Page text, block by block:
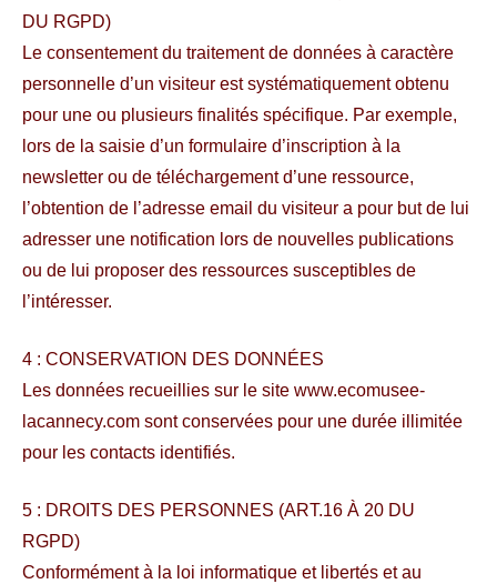
DU RGPD)
Le consentement du traitement de données à caractère
personnelle d’un visiteur est systématiquement obtenu
pour une ou plusieurs finalités spécifique. Par exemple,
lors de la saisie d’un formulaire d’inscription à la
newsletter ou de téléchargement d’une ressource,
l’obtention de l’adresse email du visiteur a pour but de lui
adresser une notification lors de nouvelles publications
ou de lui proposer des ressources susceptibles de
l’intéresser.
4 : CONSERVATION DES DONNÉES
Les données recueillies sur le site www.ecomusee-
lacannecy.com sont conservées pour une durée illimitée
pour les contacts identifiés.
5 : DROITS DES PERSONNES (ART.16 À 20 DU
RGPD)
Conformément à la loi informatique et libertés et au